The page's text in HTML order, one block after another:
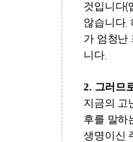
것입니다(
않습니다.
가 엄청난
니다.
2. 그러므
지금의 고
후를 말하
생명이신